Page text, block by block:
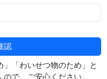
認
」「わいせつ物のため」と
で、ご安心ください。